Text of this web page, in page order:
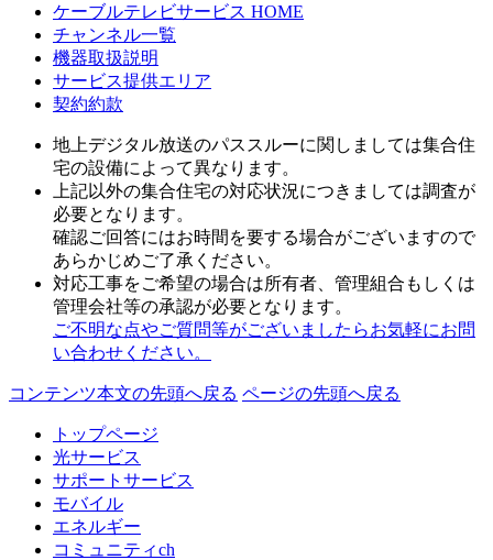
ケーブルテレビサービス HOME
チャンネル一覧
機器取扱説明
サービス提供エリア
契約約款
地上デジタル放送のパススルーに関しましては集合住
宅の設備によって異なります。
上記以外の集合住宅の対応状況につきましては調査が
必要となります。
確認ご回答にはお時間を要する場合がございますので
あらかじめご了承ください。
対応工事をご希望の場合は所有者、管理組合もしくは
管理会社等の承認が必要となります。
ご不明な点やご質問等がございましたらお気軽にお問
い合わせください。
コンテンツ本文の先頭へ戻る ページの先頭へ戻る
トップページ
光サービス
サポートサービス
モバイル
エネルギー
コミュニティch